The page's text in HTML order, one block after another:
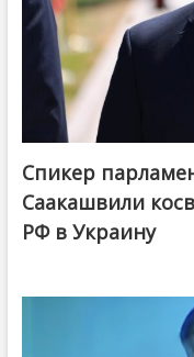
Спикер
Саакашвили
РФ в Украину